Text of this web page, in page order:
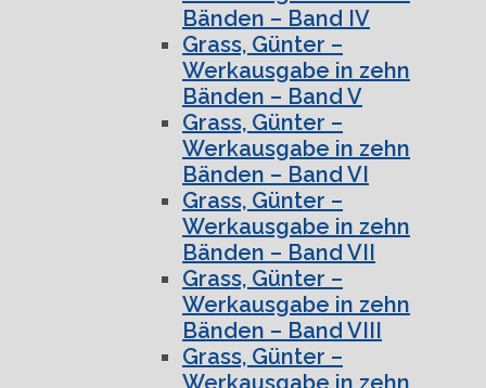
Bänden – Band IV
Grass, Günter –
Werkausgabe in zehn
Bänden – Band V
Grass, Günter –
Werkausgabe in zehn
Bänden – Band VI
Grass, Günter –
Werkausgabe in zehn
Bänden – Band VII
Grass, Günter –
Werkausgabe in zehn
Bänden – Band VIII
Grass, Günter –